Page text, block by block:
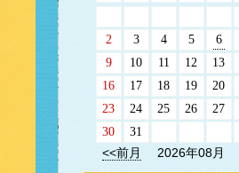
2
3 4 5 6
9
10 11 12 13
16
17 18 19 20
23
24 25 26 27
30
31
<<前月
2026年08月